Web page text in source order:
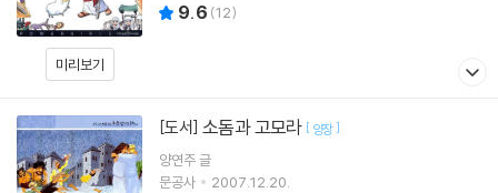
미리보기
9.6 (12)
[도서] 소돔과 고모라 [ 양장]
양연주글
문공사
2007.12.20.